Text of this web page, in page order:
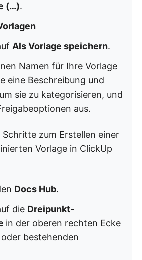
(…).
Als Vorlage speichern.
Namen für Ihre Vorlage
eine Beschreibung und
sie zu kategorisieren, und
aus.
Schritte zum Erstellen einer
Vorlage in ClickUp
Docs Hub.
die Dreipunkt-
in der oberen rechten Ecke
bestehenden